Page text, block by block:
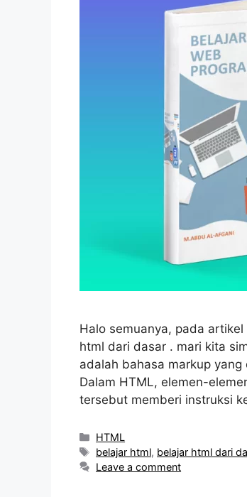
Halo semuanya, pada
html dari dasar . mari kita
adalah bahasa markup
Dalam HTML, elemen-
tersebut memberi instruksi
Categories
HTML
Tags
belajar html, belajar html dari
Leave a comment